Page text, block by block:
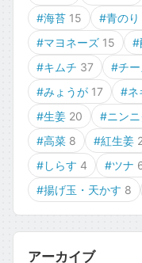
#海苔 15 #青のり
#マヨネーズ 15 #
#キムチ 37 #チ
#みょうが 17 #ネ
#生姜 20 #ニンニ
#高菜 8 #紅生姜
#しらす 4 #ツナ
#揚げ玉・天かす 8
アーカイブ